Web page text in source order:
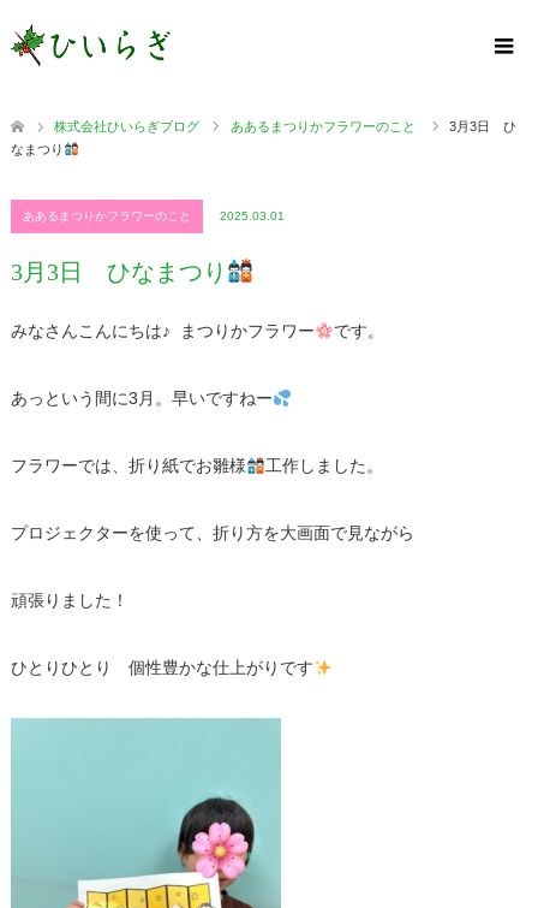
株式会社ひいらぎブログ ああるまつりかフラワーのこと
3月3日 ひ
なまつり
ああるまつりかフラワーのこと 2025.03.01
3月3日 ひなまつり
みなさんこんにちは♪ まつりかフラワー です。
あっという間に3月。早いですねー
フラワーでは、折り紙でお雛様 工作しました。
プロジェクターを使って、折り方を大画面で見ながら
頑張りました！
ひとりひとり 個性豊かな仕上がりです